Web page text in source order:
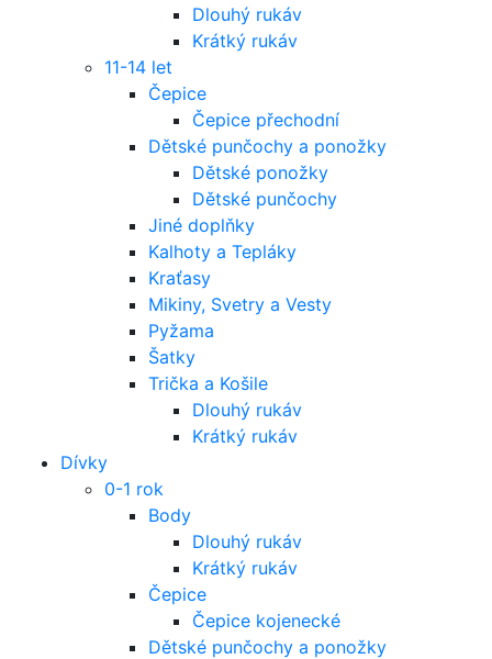
Dlouhý rukáv
Krátký rukáv
11-14 let
Čepice
Čepice přechodní
Dětské punčochy a ponožky
Dětské ponožky
Dětské punčochy
Jiné doplňky
Kalhoty a Tepláky
Kraťasy
Mikiny, Svetry a Vesty
Pyžama
Šatky
Trička a Košile
Dlouhý rukáv
Krátký rukáv
Dívky
0-1 rok
Body
Dlouhý rukáv
Krátký rukáv
Čepice
Čepice kojenecké
Dětské punčochy a ponožky